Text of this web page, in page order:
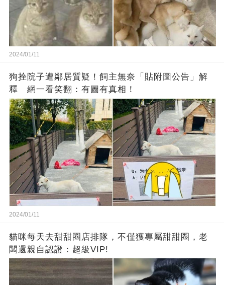
2024/01/11
狗拴院子遭鄰居質疑！飼主無奈「貼附圖公告」解
釋 網一看笑翻：有圖有真相！
2024/01/11
貓咪每天去甜甜圈店排隊，不僅獲專屬甜甜圈，老
闆還親自認證：超級VIP!